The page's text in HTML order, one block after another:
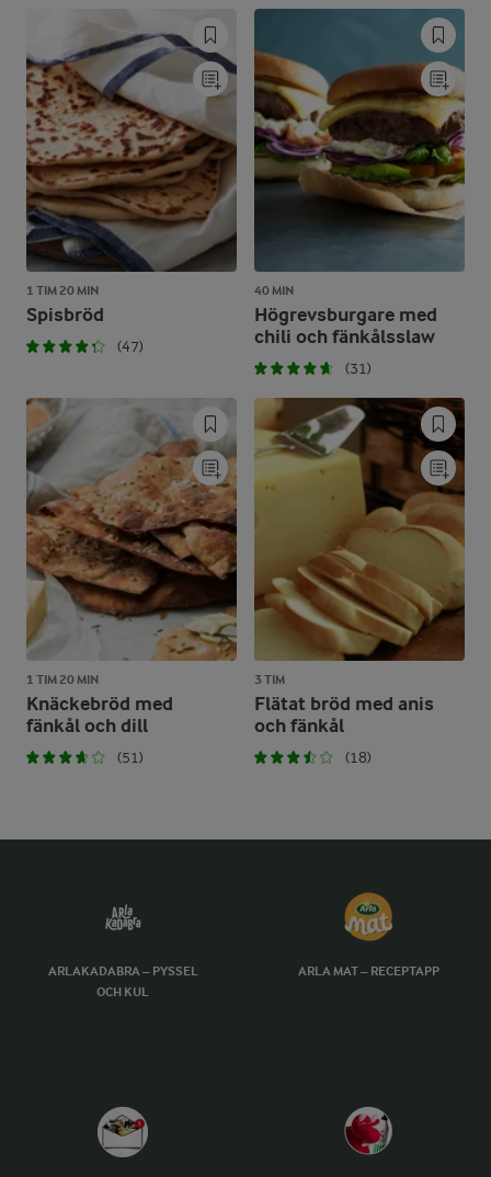
1 TIM 20 MIN
Spisbröd
(47)
40 MIN
Högrevsburgare med
chili och fänkålsslaw
(31)
1 TIM 20 MIN
Knäckebröd med
fänkål och dill
(51)
3 TIM
Flätat bröd med anis
och fänkål
(18)
ARLAKADABRA – PYSSEL
OCH KUL
ARLA MAT – RECEPTAPP